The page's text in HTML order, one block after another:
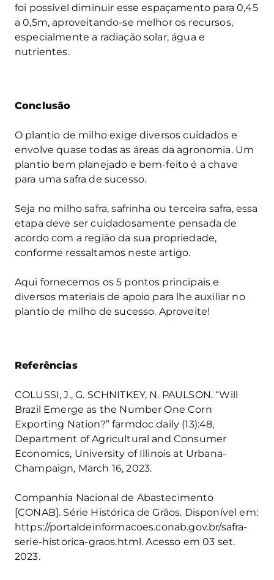
foi possível diminuir esse espaçamento para 0,45
a 0,5m, aproveitando-se melhor os recursos,
especialmente a radiação solar, água e
nutrientes.
Conclusão
O plantio de milho exige diversos cuidados e
envolve quase todas as áreas da agronomia. Um
plantio bem planejado e bem-feito é a chave
para uma safra de sucesso.
Seja no milho safra, safrinha ou terceira safra, essa
etapa deve ser cuidadosamente pensada de
acordo com a região da sua propriedade,
conforme ressaltamos neste artigo.
Aqui fornecemos os 5 pontos principais e
diversos materiais de apoio para lhe auxiliar no
plantio de milho de sucesso. Aproveite!
Referências
COLUSSI, J., G. SCHNITKEY, N. PAULSON. “Will
Brazil Emerge as the Number One Corn
Exporting Nation?” farmdoc daily (13):48,
Department of Agricultural and Consumer
Economics, University of Illinois at Urbana-
Champaign, March 16, 2023.
Companhia Nacional de Abastecimento
[CONAB]. Série Histórica de Grãos. Disponível em:
https://portaldeinformacoes.conab.gov.br/safra-
serie-historica-graos.html. Acesso em 03 set.
2023.